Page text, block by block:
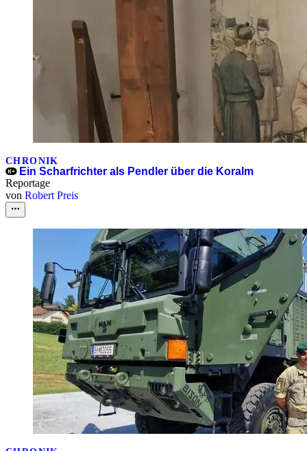
CHRONIK
Ein Scharfrichter als Pendler über die Koralm
Reportage
von Robert Preis